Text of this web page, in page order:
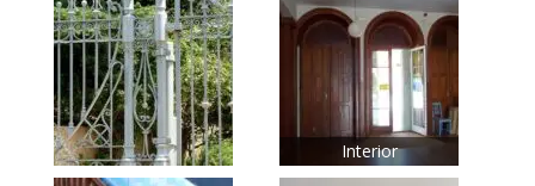
Interior